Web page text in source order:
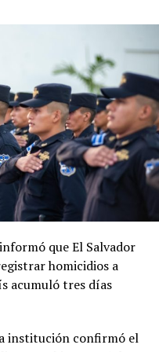
muestran una
Durante su
1,288 jornadas sin
185 días sin
cerró con
de seguridad.
para localizar y
que El Salvador
homicidios a
acumuló tres días
institución confirmó el